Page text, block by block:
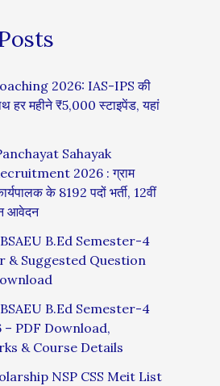
2026: IAS-IPS की
हर महीने ₹5,000 स्टाइपेंड, यहां
Sahayak
2026 : ग्राम
के 8192 पदों भर्ती, 12वीं
आवेदन
B.Ed Semester-4
& Suggested Question
B.Ed Semester-4
– PDF Download,
& Course Details
NSP CSS Meit List